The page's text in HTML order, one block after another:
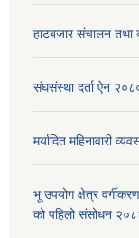
हाटबजार संचालन तथा
संघसंस्था दर्ता ऐन
मर्यादित महिनावारी
भू उपयोग क्षेत्र
को पहिलो संसोधन